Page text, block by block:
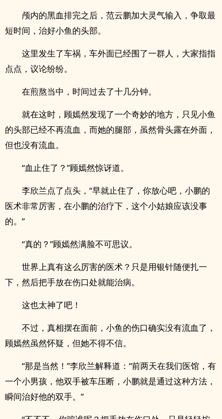
颅内的黑血排完之后，范云鹏加大灵气输入，争取最
短时间，治好小鱼的头部。
这里发生了车祸，车外面已经围了一群人，大家指指
点点，议论纷纷。
在煎熬当中，时间过去了十几分钟。
就在这时，顾嫣然发现了一个奇妙的地方，只见小鱼
的头部已经不再流血，而她的腿部，虽然骨头露在外面，
但也没有流血。
“血止住了？”顾嫣然惊讶道。
李欣兰点了点头，“早就止住了，你放心吧，小鹏的
医术非常厉害，在小鹏的治疗下，这个小姑娘应该没事
的。”
“真的？”顾嫣然满脸不可思议。
世界上真有这么厉害的医术？只是用银针随便扎一
下，然后把手放在伤口处就能治病。
这也太神了吧！
不过，真相摆在面前，小鱼的伤口确实没有流血了，
顾嫣然虽然怀疑，但她不得不信。
“那是当然！”李欣兰解释道：“前两天在我们医馆，有
一个小男孩，他双手被车压断，小鹏就是通过这种方法，
瞬间治好他的双手。”